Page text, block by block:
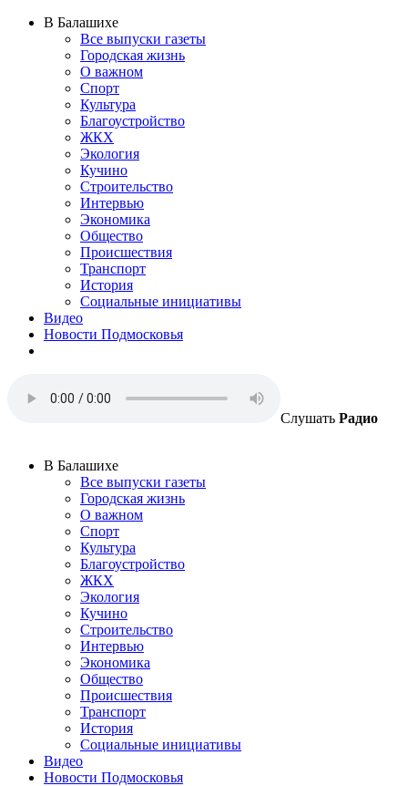
В Балашихе
Все выпуски газеты
Городская жизнь
О важном
Спорт
Культура
Благоустройство
ЖКХ
Экология
Кучино
Строительство
Интервью
Экономика
Общество
Происшествия
Транспорт
История
Социальные инициативы
Видео
Новости Подмосковья
Слушать Радио
В Балашихе
Все выпуски газеты
Городская жизнь
О важном
Спорт
Культура
Благоустройство
ЖКХ
Экология
Кучино
Строительство
Интервью
Экономика
Общество
Происшествия
Транспорт
История
Социальные инициативы
Видео
Новости Подмосковья